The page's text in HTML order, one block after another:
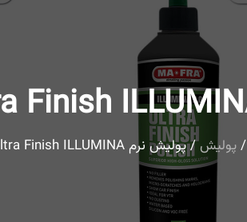
/پولیش/ پولیش نرم Ultra Finish ILLUMINA